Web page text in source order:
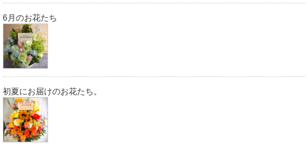
6月のお花たち
初夏にお届けのお花たち。